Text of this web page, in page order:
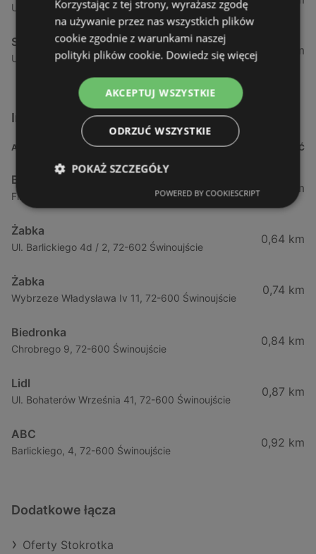
Ul. Górna (obok Szczecina) 7a, 71-218 Mierzyn
Stokrotka
Ul. Tatrzańska 3, 71-474 Szczecin
52,51 km
Inne sklepy Supermarkety w pobliżu
ADRES ODLEGŁOŚĆ
Biedronka
Fińska 4, 72-602 Świnoujście
0,23 km
Żabka
Ul. Barlickiego 4d / 2, 72-602 Świnoujście
0,64 km
Żabka
Wybrzeze Władysława Iv 11, 72-600 Świnoujście
0,74 km
Biedronka
Chrobrego 9, 72-600 Świnoujście
0,84 km
Lidl
Ul. Bohaterów Września 41, 72-600 Świnoujście
0,87 km
ABC
Barlickiego, 4, 72-600 Świnoujście
0,92 km
Dodatkowe łącza
Oferty Stokrotka
Korzystając z tej strony, wyrażasz zgodę
na używanie przez nas wszystkich plików
cookie zgodnie z warunkami naszej
polityki plików cookie. Dowiedz się więcej
AKCEPTUJ WSZYSTKIE
ODRZUĆ WSZYSTKIE
POKAŻ SZCZEGÓŁY
POWERED BY COOKIESCRIPT